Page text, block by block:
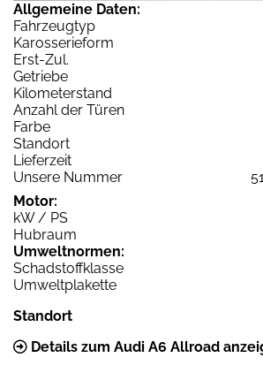
Allgemeine Daten:
Fahrzeugtyp
Karosserieform
Erst-Zul.
Getriebe
Kilometerstand
Anzahl der Türen
Farbe
Standort
Lieferzeit
Unsere Nummer
Motor:
kW / PS
Hubraum
Umweltnormen:
Schadstoffklasse
Umweltplakette
Standort
Details zum Audi A6 Allroad